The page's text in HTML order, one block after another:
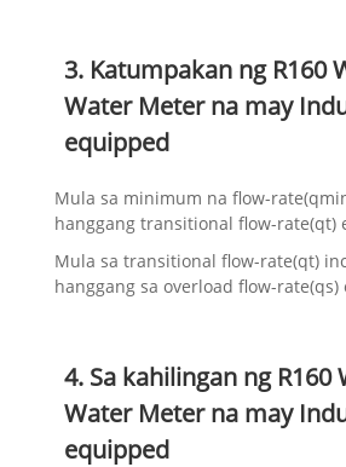
3. Katumpakan ng R160
Water Meter na may
equipped
Mula sa minimum na flow-
hanggang transitional flow-rate(qt)
Mula sa transitional flow-rate(qt)
hanggang sa overload flow-rate(qs)
4. Sa kahilingan ng R160
Water Meter na may
equipped